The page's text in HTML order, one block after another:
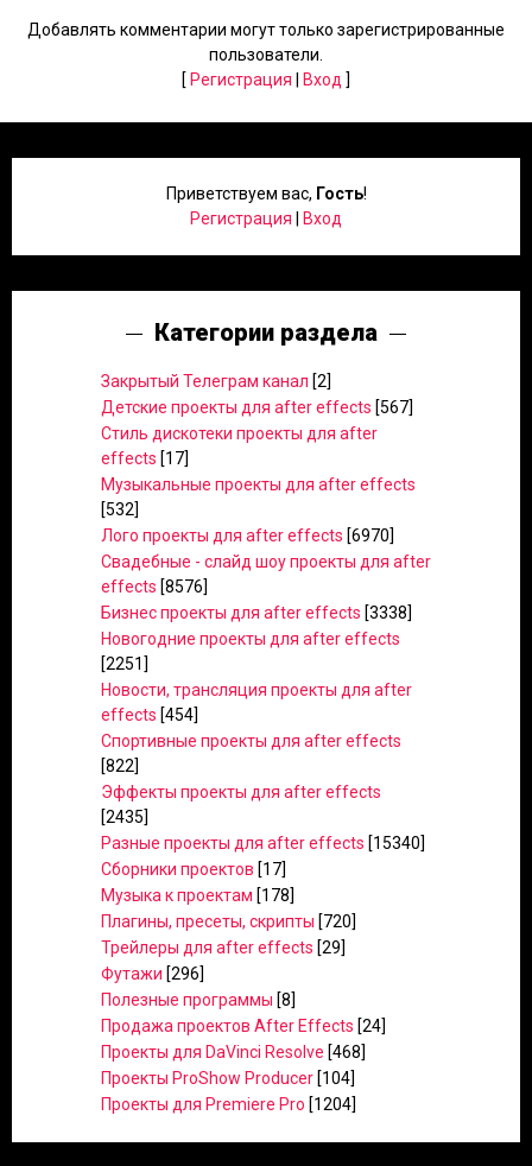
Добавлять комментарии могут только зарегистрированные
пользователи.
[ Регистрация Вход ]
Приветствуем вас, Гость!
Регистрация
Вход
Категории раздела
Закрытый Телеграм канал [2]
Детские проекты для after effects [567]
Стиль дискотеки проекты для after
effects [17]
Музыкальные проекты для after effects
[532]
Лого проекты для after effects [6970]
Свадебные - слайд шоу проекты для after
effects [8576]
Бизнес проекты для after effects [3338]
Новогодние проекты для after effects
[2251]
Новости, трансляция проекты для after
effects [454]
Спортивные проекты для after effects
[822]
Эффекты проекты для after effects
[2435]
Разные проекты для after effects [15340]
Сборники проектов [17]
Музыка к проектам [178]
Плагины, пресеты, скрипты [720]
Трейлеры для after effects [29]
Футажи [296]
Полезные программы [8]
Продажа проектов After Effects [24]
Проекты для DaVinci Resolve [468]
Проекты ProShow Producer [104]
Проекты для Premiere Pro [1204]